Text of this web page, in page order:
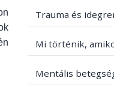
Trauma és
Mi történik,
Mentális